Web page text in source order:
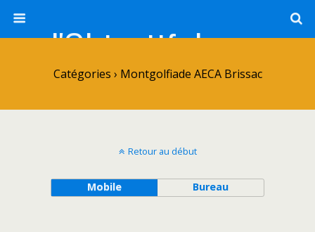
l'Objectif de Clairette
Catégories › Montgolfiade AECA Brissac
Retour au début
Mobile Bureau